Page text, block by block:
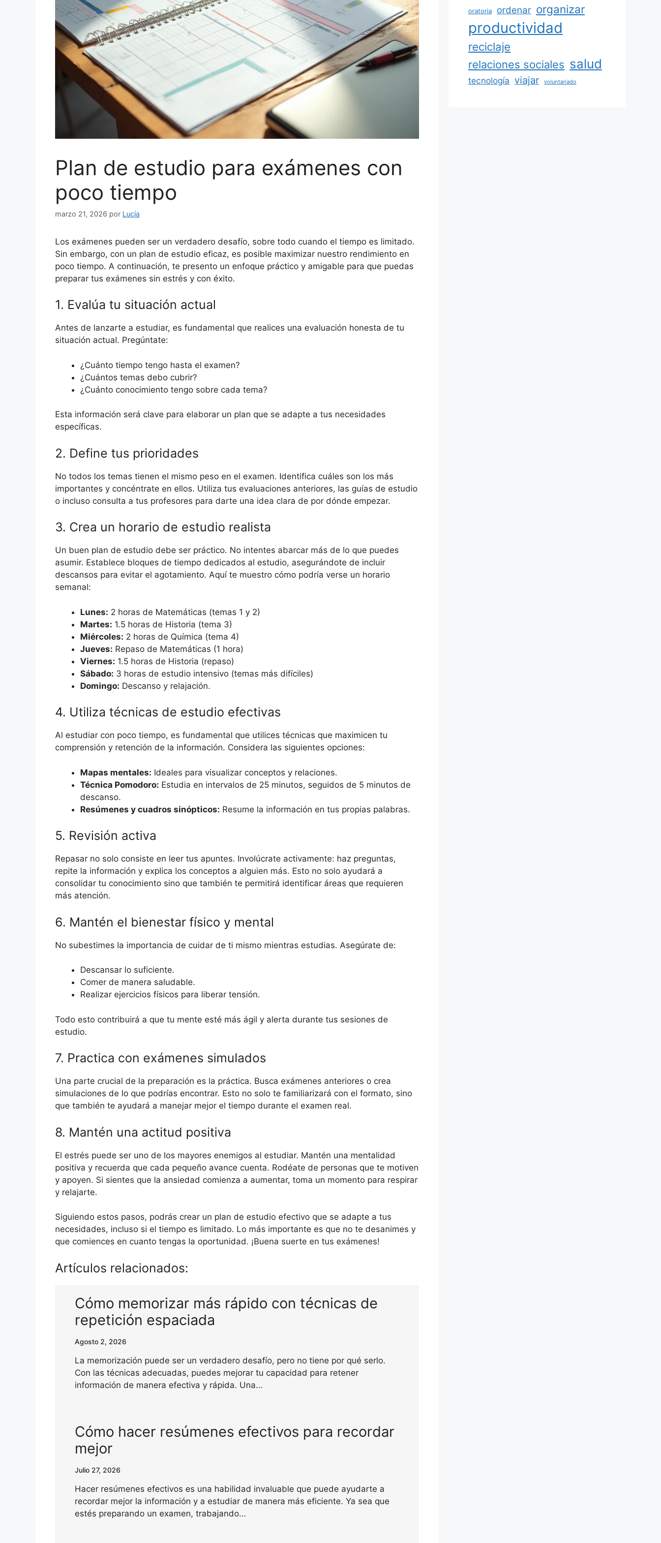
Plan de estudio para exámenes con
poco tiempo
marzo 21, 2026 por Lucía
Los exámenes pueden ser un verdadero desafío, sobre todo cuando el tiempo es limitado.
Sin embargo, con un plan de estudio eficaz, es posible maximizar nuestro rendimiento en
poco tiempo. A continuación, te presento un enfoque práctico y amigable para que puedas
preparar tus exámenes sin estrés y con éxito.
1. Evalúa tu situación actual
Antes de lanzarte a estudiar, es fundamental que realices una evaluación honesta de tu
situación actual. Pregúntate:
¿Cuánto tiempo tengo hasta el examen?
¿Cuántos temas debo cubrir?
¿Cuánto conocimiento tengo sobre cada tema?
Esta información será clave para elaborar un plan que se adapte a tus necesidades
específicas.
2. Define tus prioridades
No todos los temas tienen el mismo peso en el examen. Identifica cuáles son los más
importantes y concéntrate en ellos. Utiliza tus evaluaciones anteriores, las guías de estudio
o incluso consulta a tus profesores para darte una idea clara de por dónde empezar.
3. Crea un horario de estudio realista
Un buen plan de estudio debe ser práctico. No intentes abarcar más de lo que puedes
asumir. Establece bloques de tiempo dedicados al estudio, asegurándote de incluir
descansos para evitar el agotamiento. Aquí te muestro cómo podría verse un horario
semanal:
Lunes: 2 horas de Matemáticas (temas 1 y 2)
Martes: 1.5 horas de Historia (tema 3)
Miércoles: 2 horas de Química (tema 4)
Jueves: Repaso de Matemáticas (1 hora)
Viernes: 1.5 horas de Historia (repaso)
Sábado: 3 horas de estudio intensivo (temas más difíciles)
Domingo: Descanso y relajación.
4. Utiliza técnicas de estudio efectivas
Al estudiar con poco tiempo, es fundamental que utilices técnicas que maximicen tu
comprensión y retención de la información. Considera las siguientes opciones:
Mapas mentales: Ideales para visualizar conceptos y relaciones.
Técnica Pomodoro: Estudia en intervalos de 25 minutos, seguidos de 5 minutos de
descanso.
Resúmenes y cuadros sinópticos: Resume la información en tus propias palabras.
5. Revisión activa
Repasar no solo consiste en leer tus apuntes. Involúcrate activamente: haz preguntas,
repite la información y explica los conceptos a alguien más. Esto no solo ayudará a
consolidar tu conocimiento sino que también te permitirá identificar áreas que requieren
más atención.
6. Mantén el bienestar físico y mental
No subestimes la importancia de cuidar de ti mismo mientras estudias. Asegúrate de:
Descansar lo suficiente.
Comer de manera saludable.
Realizar ejercicios físicos para liberar tensión.
Todo esto contribuirá a que tu mente esté más ágil y alerta durante tus sesiones de
estudio.
7. Practica con exámenes simulados
Una parte crucial de la preparación es la práctica. Busca exámenes anteriores o crea
simulaciones de lo que podrías encontrar. Esto no solo te familiarizará con el formato, sino
que también te ayudará a manejar mejor el tiempo durante el examen real.
8. Mantén una actitud positiva
El estrés puede ser uno de los mayores enemigos al estudiar. Mantén una mentalidad
positiva y recuerda que cada pequeño avance cuenta. Rodéate de personas que te motiven
y apoyen. Si sientes que la ansiedad comienza a aumentar, toma un momento para respirar
y relajarte.
Siguiendo estos pasos, podrás crear un plan de estudio efectivo que se adapte a tus
necesidades, incluso si el tiempo es limitado. Lo más importante es que no te desanimes y
que comiences en cuanto tengas la oportunidad. ¡Buena suerte en tus exámenes!
Artículos relacionados:
Cómo memorizar más rápido con técnicas de
repetición espaciada
Agosto 2, 2026
La memorización puede ser un verdadero desafío, pero no tiene por qué serlo.
Con las técnicas adecuadas, puedes mejorar tu capacidad para retener
información de manera efectiva y rápida. Una…
Cómo hacer resúmenes efectivos para recordar
mejor
Julio 27, 2026
Hacer resúmenes efectivos es una habilidad invaluable que puede ayudarte a
recordar mejor la información y a estudiar de manera más eficiente. Ya sea que
estés preparando un examen, trabajando…
oratoria ordenar organizar
productividad
reciclaje
relaciones sociales salud
tecnología viajar voluntariado